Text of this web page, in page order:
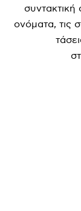
ονόματα, τις